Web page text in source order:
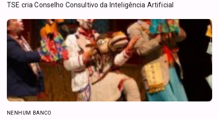
TSE cria Conselho Consultivo da Inteligência Artificial
NENHUM BANCO